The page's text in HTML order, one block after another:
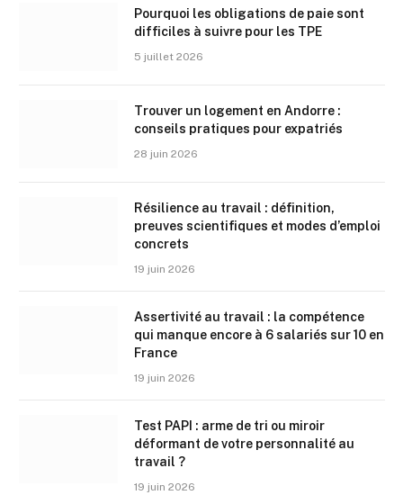
Pourquoi les obligations de paie sont
difficiles à suivre pour les TPE
5 juillet 2026
Trouver un logement en Andorre :
conseils pratiques pour expatriés
28 juin 2026
Résilience au travail : définition,
preuves scientifiques et modes d’emploi
concrets
19 juin 2026
Assertivité au travail : la compétence
qui manque encore à 6 salariés sur 10 en
France
19 juin 2026
Test PAPI : arme de tri ou miroir
déformant de votre personnalité au
travail ?
19 juin 2026